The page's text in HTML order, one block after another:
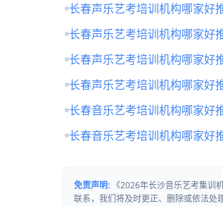
长春声乐艺考培训机构哪家好
长春声乐艺考培训机构哪家好
长春声乐艺考培训机构哪家好
长春声乐艺考培训机构哪家好
长春音乐艺考培训机构哪家好
长春音乐艺考培训机构哪家好
免责声明: 《2026年长沙音乐艺考集训
联系，我们将及时更正、删除或依法处